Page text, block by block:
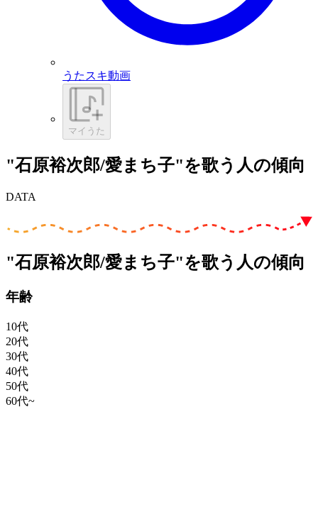
うたスキ動画
マイうた
"石原裕次郎/愛まち子"を歌う人の傾向
DATA
"石原裕次郎/愛まち子"を歌う人の傾向
年齢
10代
20代
30代
40代
50代
60代~